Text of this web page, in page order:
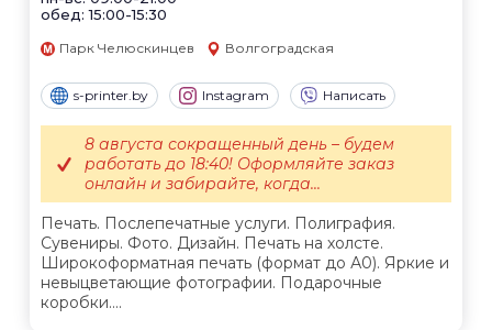
обед: 15:00-15:30
Парк Челюскинцев Волгоградская
s-printer.by Instagram Написать
Печать. Послепечатные услуги. Полиграфия.
Сувениры. Фото. Дизайн. Печать на холсте.
Широкоформатная печать (формат до А0). Яркие и
невыцветающие фотографии. Подарочные
коробки....
8 августа сокращенный день – будем
работать до 18:40! Оформляйте заказ
онлайн и забирайте, когда...